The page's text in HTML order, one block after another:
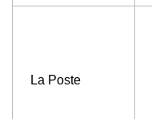
La Poste